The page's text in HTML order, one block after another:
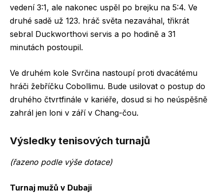
vedení 3:1, ale nakonec uspěl po brejku na 5:4. Ve
druhé sadě už 123. hráč světa nezaváhal, třikrát
sebral Duckworthovi servis a po hodině a 31
minutách postoupil.
Ve druhém kole Svrčina nastoupí proti dvacátému
hráči žebříčku Cobollimu. Bude usilovat o postup do
druhého čtvrtfinále v kariéře, dosud si ho neúspěšně
zahrál jen loni v září v Chang-čou.
Výsledky tenisových turnajů
(řazeno podle výše dotace)
Turnaj mužů v Dubaji